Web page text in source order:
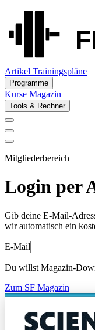
Artikel Trainingspläne
Programme
Kurse Magazin
Tools & Rechner
Mitgliederbereich
Login per
Gib deine E-Mail-
wir automatisch ein
E-Mail
Du willst Magazin-
Zum SF Magazin